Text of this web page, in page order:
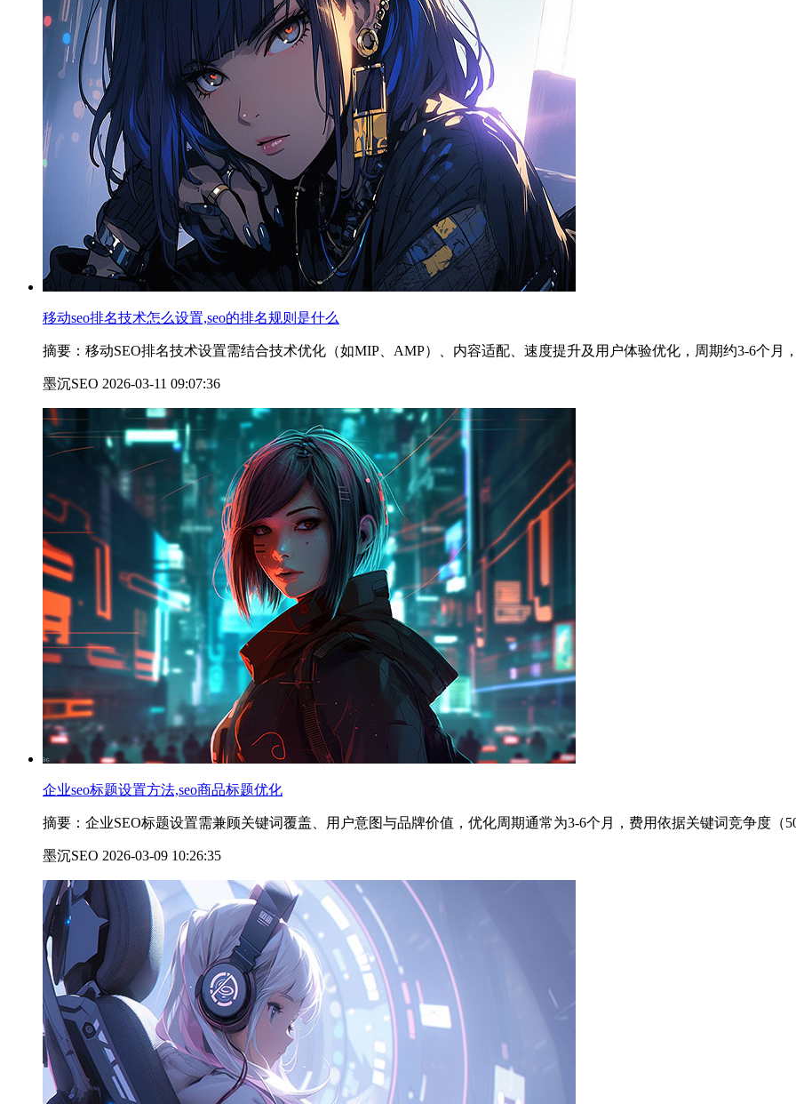
移动seo排名技术怎么设置,seo的排名规则是什么
摘要：移动SEO排名技术设置需结合技术优化（如MIP、AMP）、内容适配、速度提升及用户体验优化，周期约3-6个月
墨沉SEO 2026-03-11 09:07:36
企业seo标题设置方法,seo商品标题优化
摘要：企业SEO标题设置需兼顾关键词覆盖、用户意图与品牌价值，优化周期通常为3-6个月，费用依据关键词竞争度（
墨沉SEO 2026-03-09 10:26:35